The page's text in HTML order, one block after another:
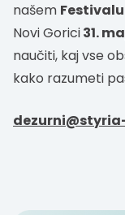
našem
Novi Gorici31.
naučiti, kaj vse
kako razumeti